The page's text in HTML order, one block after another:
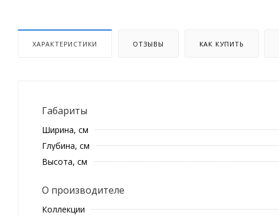
ХАРАКТЕРИСТИКИ ОТЗЫВЫ КАК КУПИТЬ
Габариты
Ширина, см
Глубина, см
Высота, см
О производителе
Коллекции